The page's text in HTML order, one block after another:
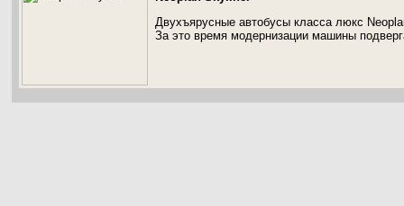
Двухъярусные автобусы класса люкс
За это время модернизации машины